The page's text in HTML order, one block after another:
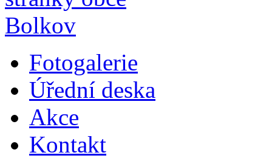
Fotogalerie
Úřední deska
Akce
Kontakt